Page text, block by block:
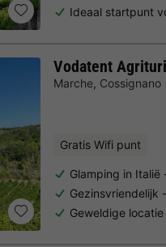
Ideaal startpunt
Vodatent
Marche, Cossignano
Gratis Wifi punt
Glamping in
Gezinsvriendelijk
Geweldige